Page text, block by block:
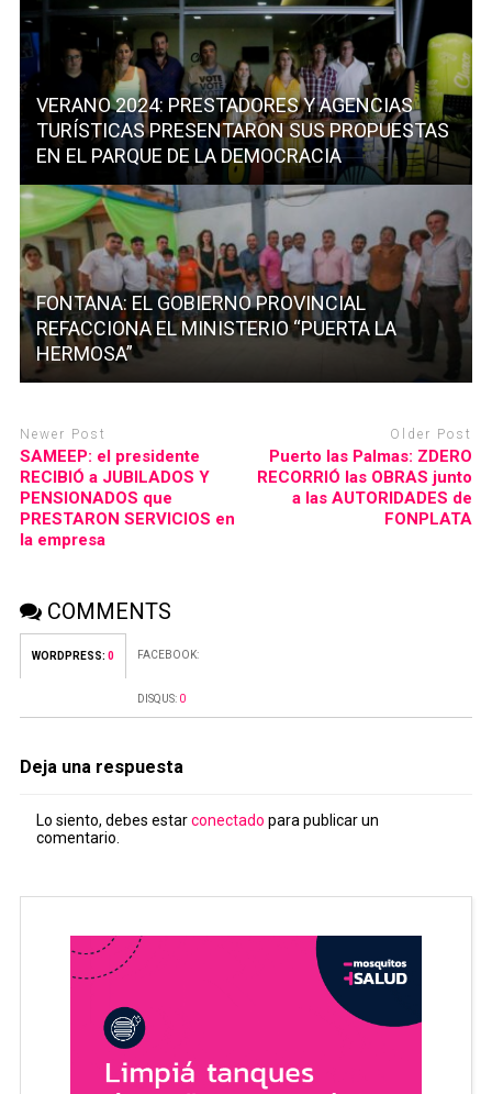
VERANO 2024: PRESTADORES Y AGENCIAS
TURÍSTICAS PRESENTARON SUS PROPUESTAS
EN EL PARQUE DE LA DEMOCRACIA
FONTANA: EL GOBIERNO PROVINCIAL
REFACCIONA EL MINISTERIO “PUERTA LA
HERMOSA”
Newer Post
SAMEEP: el presidente
RECIBIÓ a JUBILADOS Y
PENSIONADOS que
PRESTARON SERVICIOS en
la empresa
Older Post
Puerto las Palmas: ZDERO
RECORRIÓ las OBRAS junto
a las AUTORIDADES de
FONPLATA
COMMENTS
WORDPRESS: 0 FACEBOOK:
DISQUS: 0
Deja una respuesta
Lo siento, debes estarconectado para publicar un
comentario.